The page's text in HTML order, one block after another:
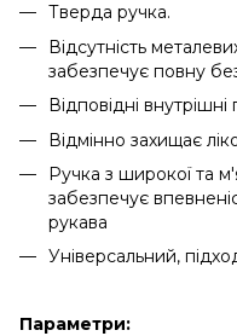
Тверда ручка.
Відсутність
забезпечує повну
Відповідні
Відмінно захищає
Ручка з широкої та
забезпечує
рукава
Універсальний,
Параметри: